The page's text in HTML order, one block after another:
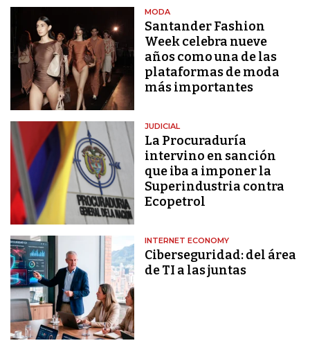
MODA
Santander Fashion
Week celebra nueve
años como una de las
plataformas de moda
más importantes
JUDICIAL
La Procuraduría
intervino en sanción
que iba a imponer la
Superindustria contra
Ecopetrol
INTERNET ECONOMY
Ciberseguridad: del área
de TI a las juntas